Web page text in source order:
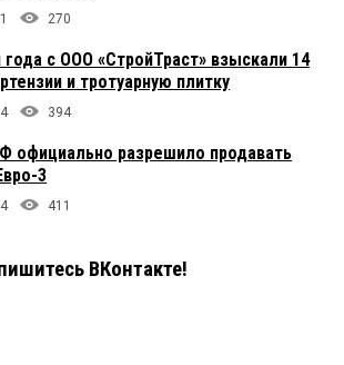
1 270
года с ООО «СтройТраст» взыскали 14
и тротуарную плитку
4 394
официально разрешило продавать
3
4 411
ВКонтакте!